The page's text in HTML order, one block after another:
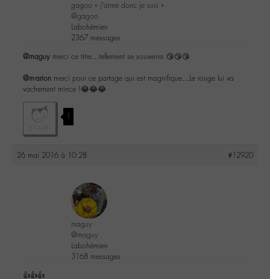
gagoo « j’aime donc je suis »
@gagoo
Labohémien
2367 messages
@maguy merci ce titre…tellement se souvenirs 😘😘😘
@m-arion merci pour ce partage qui est magnifique…Le rouge lui va
vachement mince !😂😂😂
1
26 mai 2016 à 10:28 #12920
maguy
@maguy
Labohémien
3168 messages
👍👍👍